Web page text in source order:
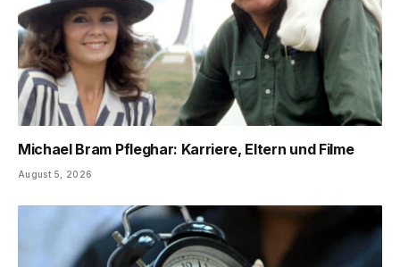
Michael Bram Pfleghar: Karriere, Eltern und Filme
August 5, 2026